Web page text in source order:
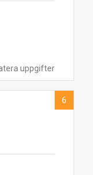
uppgifter
6